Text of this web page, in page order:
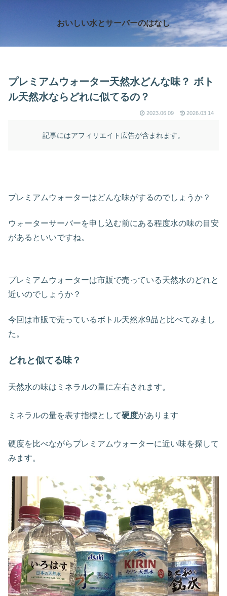
おいしい水とサーバーのはなし
プレミアムウォーター天然水どんな味？ ボト
ル天然水ならどれに似てるの？
2023.06.09 2026.03.14
記事にはアフィリエイト広告が含まれます。
プレミアムウォーターはどんな味がするのでしょうか？
ウォーターサーバーを申し込む前にある程度水の味の目安
があるといいですね。
プレミアムウォーターは市販で売っている天然水のどれと
近いのでしょうか？
今回は市販で売っているボトル天然水9品と比べてみまし
た。
どれと似てる味？
天然水の味はミネラルの量に左右されます。
ミネラルの量を表す指標として硬度があります
硬度を比べながらプレミアムウォーターに近い味を探して
みます。